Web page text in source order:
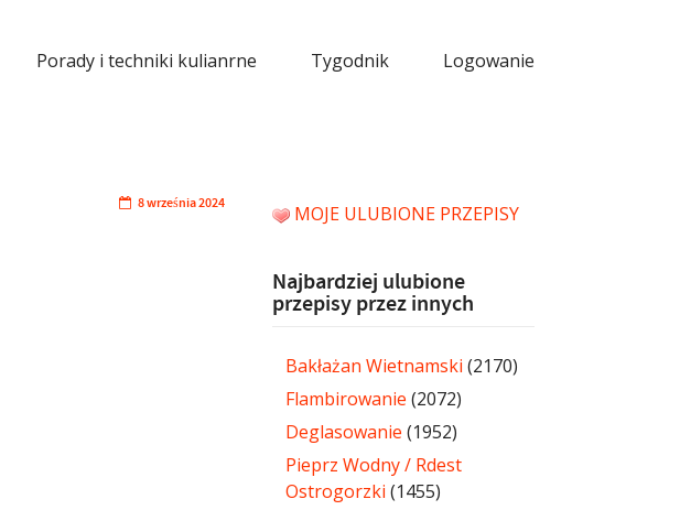
Porady i techniki kulianrne Tygodnik Logowanie
8 września 2024 MOJE ULUBIONE PRZEPISY
Najbardziej ulubione
przepisy przez innych
Bakłażan Wietnamski (2170)
Flambirowanie (2072)
Deglasowanie (1952)
Pieprz Wodny / Rdest
Ostrogorzki (1455)